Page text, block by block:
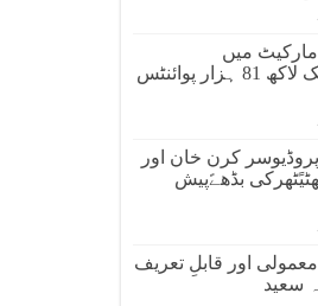
میں
تیزی،انڈیکس ایک لاکھ 81 ہزار پوائنٹس
کرن خان اور
بڈھےًپیش
معمولی اور قابلِ تعریف
سعید